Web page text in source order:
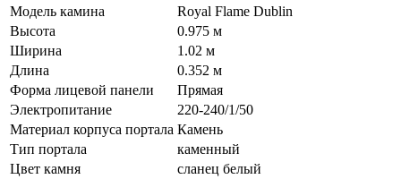
Модель камина
Royal Flame Dublin
Высота
0.975 м
Ширина
1.02 м
Длина
0.352 м
Форма лицевой панели
Прямая
Электропитание
220-240/1/50
Материал корпуса портала Камень
Тип портала
каменный
Цвет камня
сланец белый